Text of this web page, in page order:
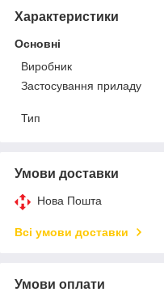
Характеристики
Основні
Виробник
Застосування приладу
Тип
Умови доставки
Нова Пошта
Всі умови доставки
Умови оплати